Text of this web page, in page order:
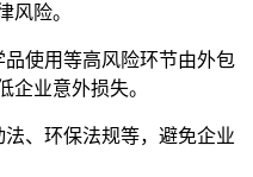
风险。
使用等高风险环节由外包
企业意外损失。
、环保法规等，避免企业